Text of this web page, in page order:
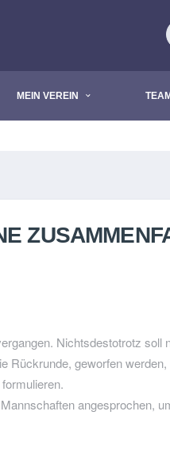
MEIN VEREIN
Nichtsdestotrotz soll
Rückrunde, geworfen
angesprochen,